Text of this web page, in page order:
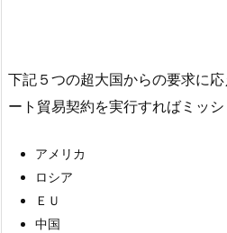
下記５つの超大国からの要求に
ート貿易契約を実行すればミッシ
アメリカ
ロシア
ＥＵ
中国